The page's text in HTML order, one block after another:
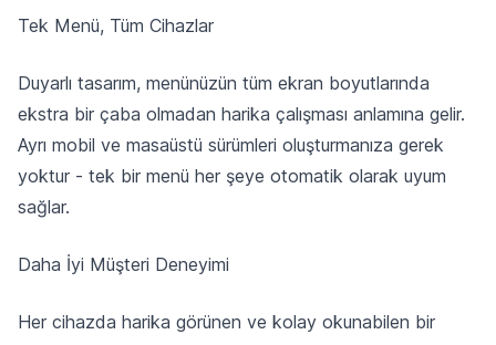
Tek Menü, Tüm Cihazlar
Duyarlı tasarım, menünüzün tüm ekran boyutlarında
ekstra bir çaba olmadan harika çalışması anlamına gelir.
Ayrı mobil ve masaüstü sürümleri oluşturmanıza gerek
yoktur - tek bir menü her şeye otomatik olarak uyum
sağlar.
Daha İyi Müşteri Deneyimi
Her cihazda harika görünen ve kolay okunabilen bir